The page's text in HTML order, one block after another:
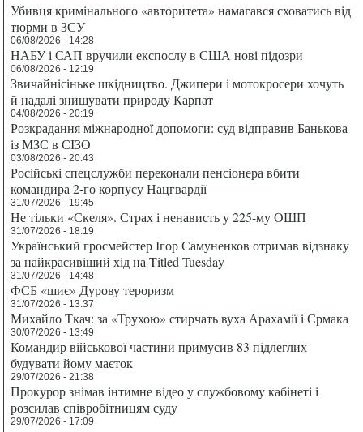
Убивця кримінального «авторитета» намагався сховатись від
тюрми в ЗСУ
06/08/2026 - 14:28
НАБУ і САП вручили експослу в США нові підозри
06/08/2026 - 12:19
Звичайнісіньке шкідництво. Джипери і мотокросери хочуть
й надалі знищувати природу Карпат
04/08/2026 - 20:19
Розкрадання міжнародної допомоги: суд відправив Банькова
із МЗС в СІЗО
03/08/2026 - 20:43
Російські спецслужби переконали пенсіонера вбити
командира 2-го корпусу Нацгвардії
31/07/2026 - 19:45
Не тільки «Скеля». Страх і ненависть у 225-му ОШП
31/07/2026 - 18:19
Український гросмейстер Ігор Самуненков отримав відзнаку
за найкрасивіший хід на Titled Tuesday
31/07/2026 - 14:48
ФСБ «шиє» Дурову тероризм
31/07/2026 - 13:37
Михайло Ткач: за «Трухою» стирчать вуха Арахамії і Єрмака
30/07/2026 - 13:49
Командир військової частини примусив 83 підлеглих
будувати йому маєток
29/07/2026 - 21:38
Прокурор знімав інтимне відео у службовому кабінеті і
розсилав співробітницям суду
29/07/2026 - 17:09